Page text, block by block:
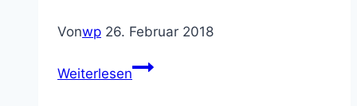
Vonwp 26. Februar 2018
WeiterlesenEinmal